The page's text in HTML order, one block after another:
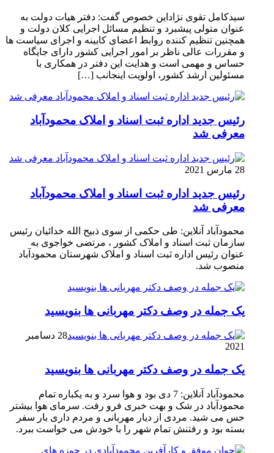
سیدکامل تقوی نژاداین خصوص گفت: دفتر هیات دولت به
عنوان متولی پیشبرد و تنظیم مسائل اجرایی کلان دولت و
همچنین تنظیم کننده روابط اعضای کابینه و اجرای سیاست ها
و مقررات عالی ناظر بر امور اجرایی کشور دارای جایگاه
حساس و مهمی است و هدایت این دفتر در همکاری با
مسئولین ارشد کشور، اولویت اینجانب […]
رئیس جدید اداره ثبت اسناد و املاک محمودآباد
معرفی شد
28 مارس 2021
رئیس جدید اداره ثبت اسناد و املاک محمودآباد
معرفی شد
محمودآباد آنلاین: طی حکمی از سوی ذبیح الله خدائیان رئیس
سازمان ثبت اسناد و املاک کشور ، مرتضی خواجوی به
عنوان رئیس اداره ثبت اسناد و املاک شهرستان محمودآباد
منصوب شد.
یک جمله در وصف دکتر مهربانی ها بنویسید
28 دسامبر
2021
یک جمله در وصف دکتر مهربانی ها بنویسید
محمودآباد آنلاین: 7 دی بود و هوا سرد و به یکباره تمام
محمودآباد در شک و بهت خبری فرو رفت. سرمای هوا بیشتر
حس می شید. مردی از دیار مهربانی و مردم داری بار سفر
بسته بود و رفتنش تمام شهر را با خودش می خواست ببرد.